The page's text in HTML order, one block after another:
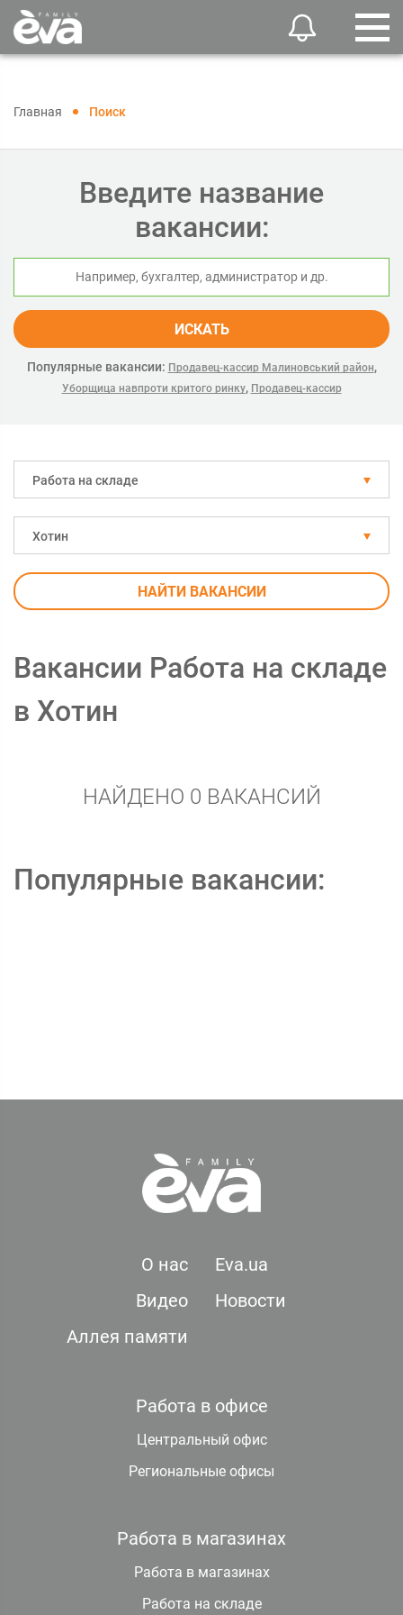
Главная Поиск
Введите название
вакансии:
ИСКАТЬ
Популярные вакансии: Продавец-кассир Малиновський район,
Уборщица навпроти критого ринку, Продавец-кассир
Работа на складе
Хотин
НАЙТИ ВАКАНСИИ
Вакансии Работа на складе
в Хотин
НАЙДЕНО 0 ВАКАНСИЙ
Популярные вакансии:
О нас
Eva.ua
Видео
Новости
Аллея памяти
Работа в офисе
Центральный офис
Региональные офисы
Работа в магазинах
Работа в магазинах
Работа на складе